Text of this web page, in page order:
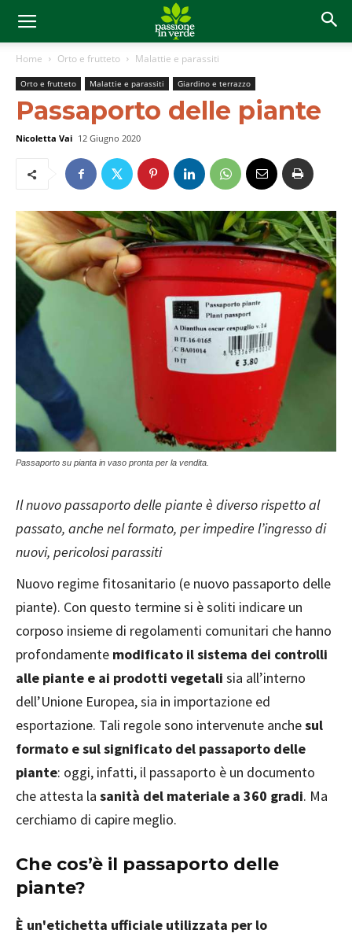
Home Orto e frutteto Malattie e parassiti
Orto e frutteto Malattie e parassiti Giardino e terrazzo
Passaporto delle piante
Nicoletta Vai 12 Giugno 2020
Passaporto su pianta in vaso pronta per la vendita.
Il nuovo passaporto delle piante è diverso rispetto al
passato, anche nel formato, per impedire l’ingresso di
nuovi, pericolosi parassiti
Nuovo regime fitosanitario (e nuovo passaporto delle
piante). Con questo termine si è soliti indicare un
corposo insieme di regolamenti comunitari che hanno
profondamente modificato il sistema dei controlli
alle piante e ai prodotti vegetali sia all’interno
dell’Unione Europea, sia in importazione ed
esportazione. Tali regole sono intervenute anchesul
formato e sul significato del passaporto delle
piante: oggi, infatti, il passaporto è un documento
che attesta la sanità del materiale a 360 gradi. Ma
cerchiamo di capire meglio.
Che cos’è il passaporto delle
piante?
È un'etichetta ufficiale utilizzata per lo